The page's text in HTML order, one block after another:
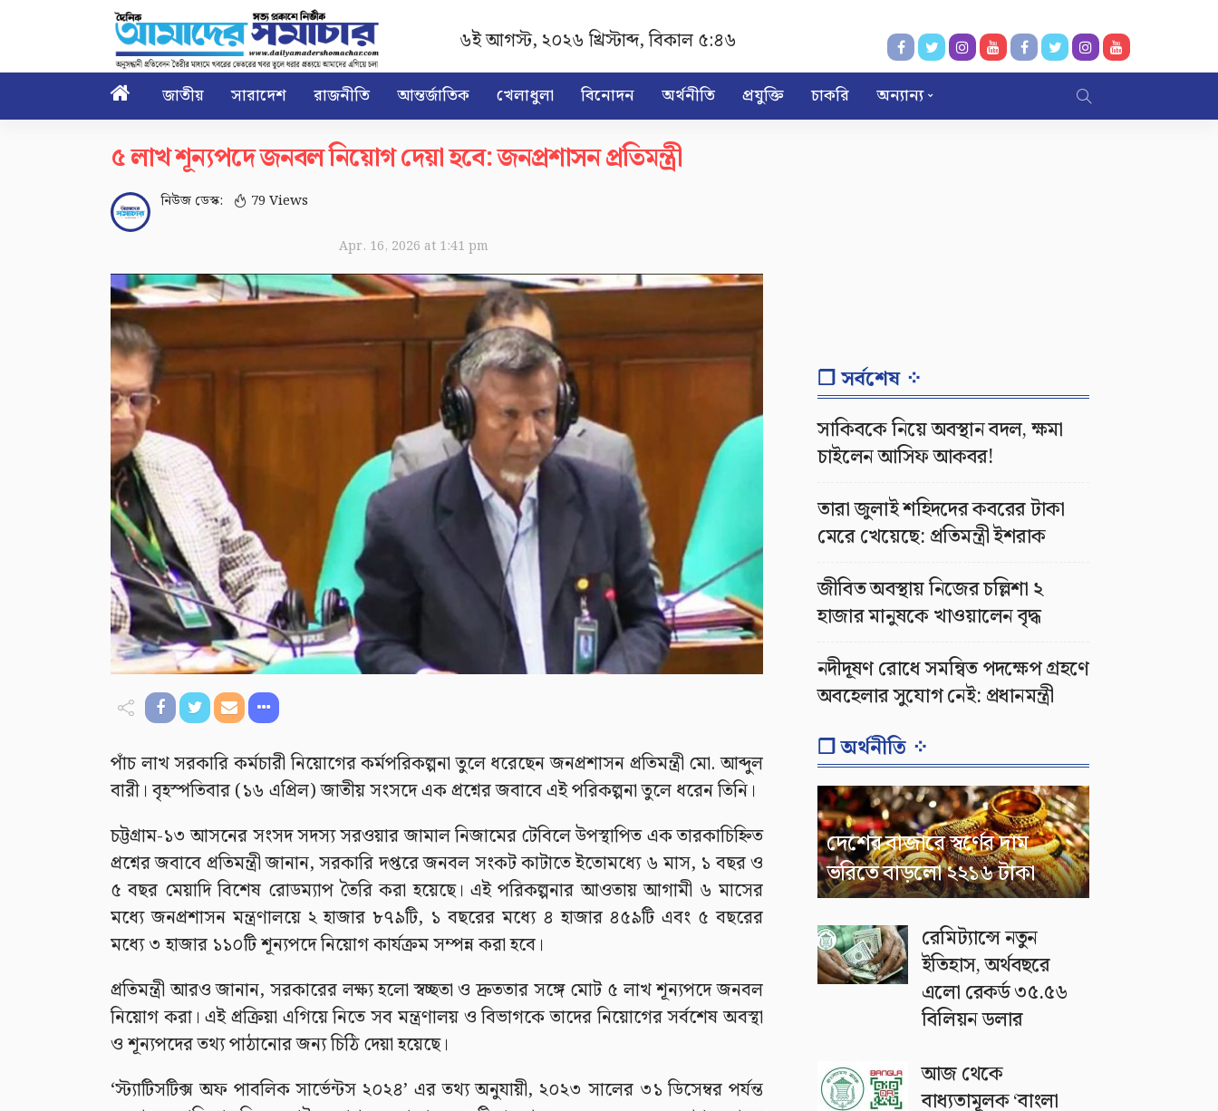
৬ই আগস্ট, ২০২৬ খ্রিস্টাব্দ,বিকাল ৫:৪৬
 জাতীয় সারাদেশ রাজনীতি আন্তর্জাতিক খেলাধুলা বিনোদন অর্থনীতি প্রযুক্তি চাকরি অন্যান্য
৫ লাখ শূন্যপদে জনবল নিয়োগ দেয়া হবে: জনপ্রশাসন প্রতিমন্ত্রী
নিউজ ডেস্ক: 79 Views
Apr. 16, 2026 at 1:41 pm
পাঁচ লাখ সরকারি কর্মচারী নিয়োগের কর্মপরিকল্পনা তুলে ধরেছেন জনপ্রশাসন প্রতিমন্ত্রী মো. আব্দুল
বারী। বৃহস্পতিবার (১৬ এপ্রিল) জাতীয় সংসদে এক প্রশ্নের জবাবে এই পরিকল্পনা তুলে ধরেন তিনি।
চট্টগ্রাম-১৩ আসনের সংসদ সদস্য সরওয়ার জামাল নিজামের টেবিলে উপস্থাপিত এক তারকাচিহ্নিত
প্রশ্নের জবাবে প্রতিমন্ত্রী জানান, সরকারি দপ্তরে জনবল সংকট কাটাতে ইতোমধ্যে ৬ মাস, ১ বছর ও
৫ বছর মেয়াদি বিশেষ রোডম্যাপ তৈরি করা হয়েছে। এই পরিকল্পনার আওতায় আগামী ৬ মাসের
মধ্যে জনপ্রশাসন মন্ত্রণালয়ে ২ হাজার ৮৭৯টি, ১ বছরের মধ্যে ৪ হাজার ৪৫৯টি এবং ৫ বছরের
মধ্যে ৩ হাজার ১১০টি শূন্যপদে নিয়োগ কার্যক্রম সম্পন্ন করা হবে।
প্রতিমন্ত্রী আরও জানান, সরকারের লক্ষ্য হলো স্বচ্ছতা ও দ্রুততার সঙ্গে মোট ৫ লাখ শূন্যপদে জনবল
নিয়োগ করা। এই প্রক্রিয়া এগিয়ে নিতে সব মন্ত্রণালয় ও বিভাগকে তাদের নিয়োগের সর্বশেষ অবস্থা
ও শূন্যপদের তথ্য পাঠানোর জন্য চিঠি দেয়া হয়েছে।
‘স্ট্যাটিসটিক্স অফ পাবলিক সার্ভেন্টস ২০২৪’ এর তথ্য অনুযায়ী, ২০২৩ সালের ৩১ ডিসেম্বর পর্যন্ত
❐ সর্বশেষ ⁘
সাকিবকে নিয়ে অবস্থান বদল, ক্ষমা
চাইলেন আসিফ আকবর!
তারা জুলাই শহিদদের কবরের টাকা
মেরে খেয়েছে: প্রতিমন্ত্রী ইশরাক
জীবিত অবস্থায় নিজের চল্লিশা ২
হাজার মানুষকে খাওয়ালেন বৃদ্ধ
নদীদূষণ রোধে সমন্বিত পদক্ষেপ গ্রহণে
অবহেলার সুযোগ নেই: প্রধানমন্ত্রী
❐ অর্থনীতি ⁘
দেশের বাজারে স্বর্ণের দাম
ভরিতে বাড়লো ২২১৬ টাকা
রেমিট্যান্সে নতুন
ইতিহাস, অর্থবছরে
এলো রেকর্ড ৩৫.৫৬
বিলিয়ন ডলার
আজ থেকে
বাধ্যতামূলক ‘বাংলা